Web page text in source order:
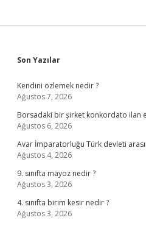
Sidebar
Son Yazılar
Kendini özlemek nedir ?
Ağustos 7, 2026
Borsadaki bir şirket konkordato ilan
Ağustos 6, 2026
Avar İmparatorluğu Türk devleti
Ağustos 4, 2026
9. sınıfta mayoz nedir ?
Ağustos 3, 2026
4. sınıfta birim kesir nedir ?
Ağustos 3, 2026